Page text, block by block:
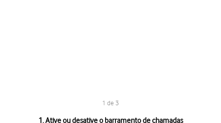
1 de 3
1. Ative ou desative o barramento de chamadas